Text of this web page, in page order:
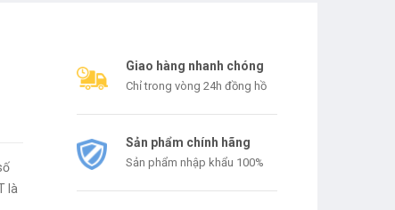
là
Giao hàng nhanh chóng
Chỉ trong vòng 24h đồng hồ
Sản phẩm chính hãng
Sản phẩm nhập khẩu 100%